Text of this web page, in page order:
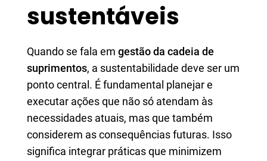
sustentáveis
Quando se fala em gestão da cadeia de
suprimentos, a sustentabilidade deve ser um
ponto central. É fundamental planejar e
executar ações que não só atendam às
necessidades atuais, mas que também
considerem as consequências futuras. Isso
significa integrar práticas que minimizem